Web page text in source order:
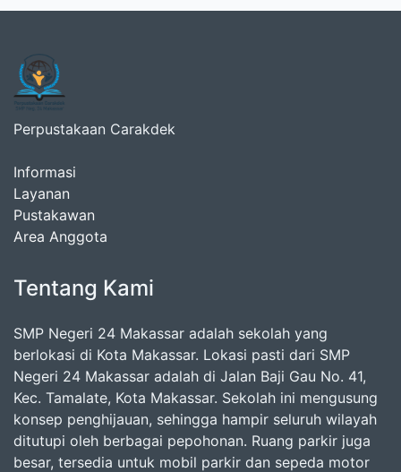
Perpustakaan Carakdek
Informasi
Layanan
Pustakawan
Area Anggota
Tentang Kami
SMP Negeri 24 Makassar adalah sekolah yang
berlokasi di Kota Makassar. Lokasi pasti dari SMP
Negeri 24 Makassar adalah di Jalan Baji Gau No. 41,
Kec. Tamalate, Kota Makassar. Sekolah ini mengusung
konsep penghijauan, sehingga hampir seluruh wilayah
ditutupi oleh berbagai pepohonan. Ruang parkir juga
besar, tersedia untuk mobil parkir dan sepeda motor